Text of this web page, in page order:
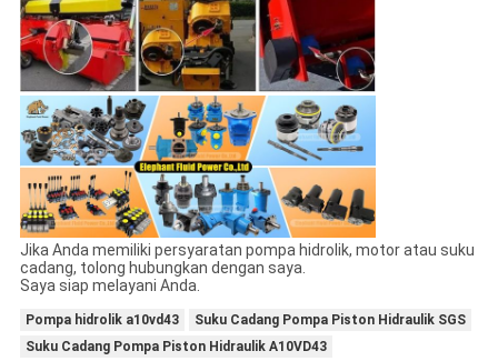
Jika Anda memiliki persyaratan pompa hidrolik, motor atau suku
cadang, tolong hubungkan dengan saya.
Saya siap melayani Anda.
Pompa hidrolik a10vd43
Suku Cadang Pompa Piston Hidraulik SGS
Suku Cadang Pompa Piston Hidraulik A10VD43